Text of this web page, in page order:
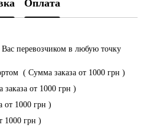
Оплата
перевозчиком в любую точку
( Сумма заказа от 1000 грн )
от 1000 грн )
от 1000 грн )
1000 грн )